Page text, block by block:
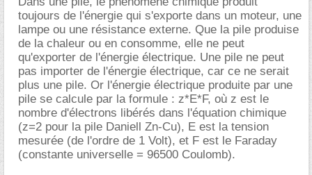
toujours de l'énergie qui s'exporte dans un moteur, une
lampe ou une résistance externe. Que la pile produise
de la chaleur ou en consomme, elle ne peut
qu'exporter de l'énergie électrique. Une pile ne peut
pas importer de l'énergie électrique, car ce ne serait
plus une pile. Or l'énergie électrique produite par une
pile se calcule par la formule : z*E*F, où z est le
nombre d'électrons libérés dans l'équation chimique
(z=2 pour la pile Daniell Zn-Cu), E est la tension
mesurée (de l'ordre de 1 Volt), et F est le Faraday
(constante universelle = 96500 Coulomb).